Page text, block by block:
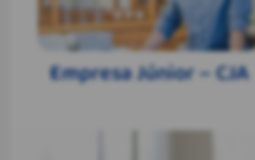
Empresa Júnior – CJA